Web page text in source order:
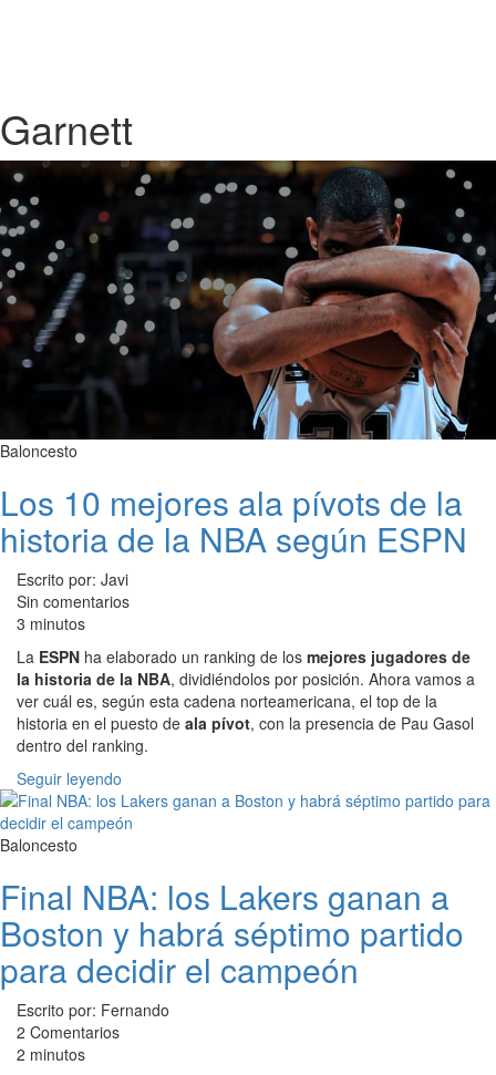
Garnett
Baloncesto
Los 10 mejores ala pívots de la
historia de la NBA según ESPN
Escrito por: Javi
Sin comentarios
3 minutos
La ESPN ha elaborado un ranking de los mejores jugadores de
la historia de la NBA, dividiéndolos por posición. Ahora vamos a
ver cuál es, según esta cadena norteamericana, el top de la
historia en el puesto de ala pívot, con la presencia de Pau Gasol
dentro del ranking.
Seguir leyendo
Baloncesto
Final NBA: los Lakers ganan a
Boston y habrá séptimo partido
para decidir el campeón
Escrito por: Fernando
2 Comentarios
2 minutos